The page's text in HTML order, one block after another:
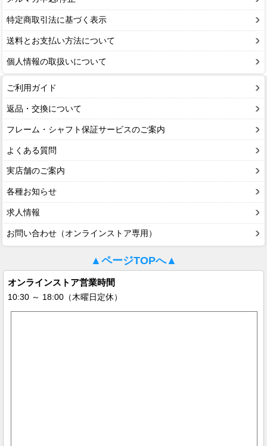
特定商取引法に基づく表示
送料とお支払い方法について
個人情報の取扱いについて
ご利用ガイド
返品・交換について
フレーム・シャフト保証サービスのご案内
よくある質問
実店舗のご案内
各種お知らせ
求人情報
お問い合わせ（オンラインストア専用）
▲ページTOPへ▲
オンラインストア営業時間
10:30 ～ 18:00（木曜日定休）